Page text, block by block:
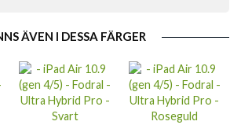
ÄVEN I DESSA FÄRGER